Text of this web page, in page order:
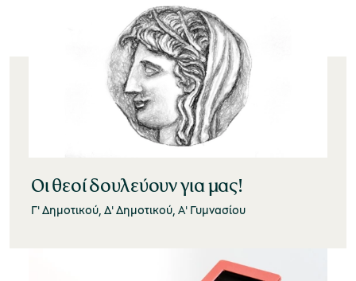
Οι θεοί δουλεύουν για μας!
Γ' Δημοτικού, Δ' Δημοτικού, Α' Γυμνασίου